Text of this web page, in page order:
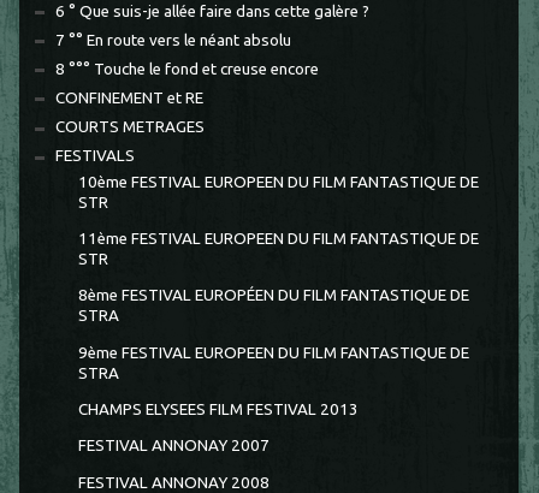
6 ° Que suis-je allée faire dans cette galère ?
7 °° En route vers le néant absolu
8 °°° Touche le fond et creuse encore
CONFINEMENT et RE
COURTS METRAGES
FESTIVALS
10ème FESTIVAL EUROPEEN DU FILM FANTASTIQUE DE
STR
11ème FESTIVAL EUROPEEN DU FILM FANTASTIQUE DE
STR
8ème FESTIVAL EUROPÉEN DU FILM FANTASTIQUE DE
STRA
9ème FESTIVAL EUROPEEN DU FILM FANTASTIQUE DE
STRA
CHAMPS ELYSEES FILM FESTIVAL 2013
FESTIVAL ANNONAY 2007
FESTIVAL ANNONAY 2008